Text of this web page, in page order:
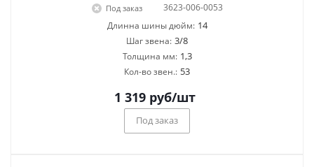
Под заказ
3623-006-0053
Длинна шины дюйм: 14
Шаг звена: 3/8
Толщина мм: 1,3
Кол-во звен.: 53
1 319руб/шт
Под заказ